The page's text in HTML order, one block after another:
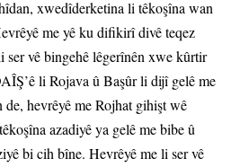
xwedîderketina li têkoşîna wan
me yê ku difikirî divê teqez
ser vê bingehê lêgerînên xwe kûrtir
li Rojava û Başûr li dijî gelê me
hevrêyê me Rojhat gihişt wê
azadiyê ya gelê me bibe û
bi cih bîne. Hevrêyê me li ser vê